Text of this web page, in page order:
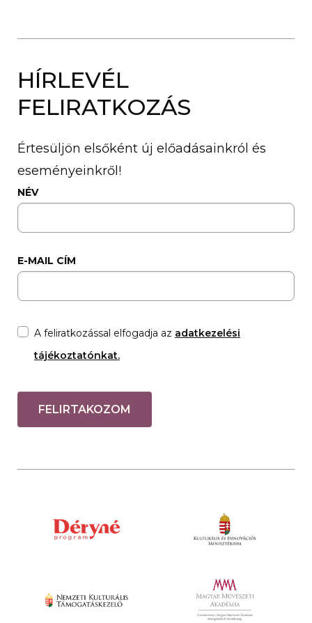
HÍRLEVÉL
FELIRATKOZÁS
Értesüljön elsőként új előadásainkról és
eseményeinkről!
NÉV
E-MAIL CÍM
A feliratkozással elfogadja az adatkezelési
tájékoztatónkat.
FELIRTAKOZOM